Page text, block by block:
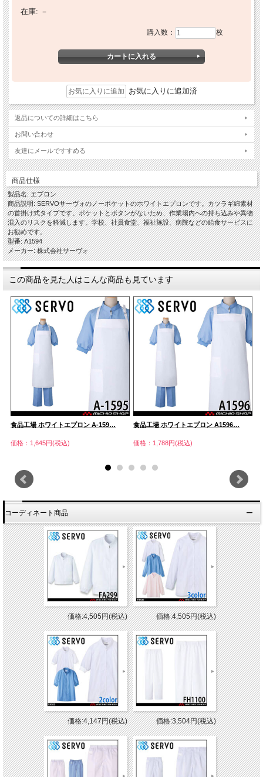
在庫: －
購入数： 枚
お気に入りに追加済
返品についての詳細はこちら
お問い合わせ
友達にメールですすめる
商品仕様
製品名: エプロン
商品説明: SERVOサーヴォのノーポケットのホワイトエプロンです。カツラギ綿素材
の首掛け式タイプです。ポケットとボタンがないため、作業場内への持ち込みや異物
混入のリスクを軽減します。学校、社員食堂、福祉施設、病院などの給食サービスに
お勧めです。
型番: A1594
メーカー: 株式会社サーヴォ
この商品を見た人はこんな商品も見ています
食品工場 ホワイトエプロン A-159…
価格：1,645円(税込)
食品工場 ホワイトエプロン A1596…
価格：1,788円(税込)
コーディネート商品
価格:4,505円(税込) 価格:4,505円(税込)
価格:4,147円(税込) 価格:3,504円(税込)